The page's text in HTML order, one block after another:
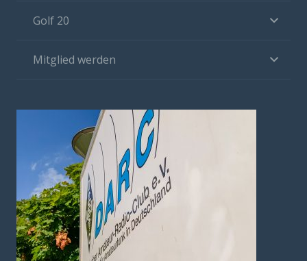
Golf 20
Mitglied werden